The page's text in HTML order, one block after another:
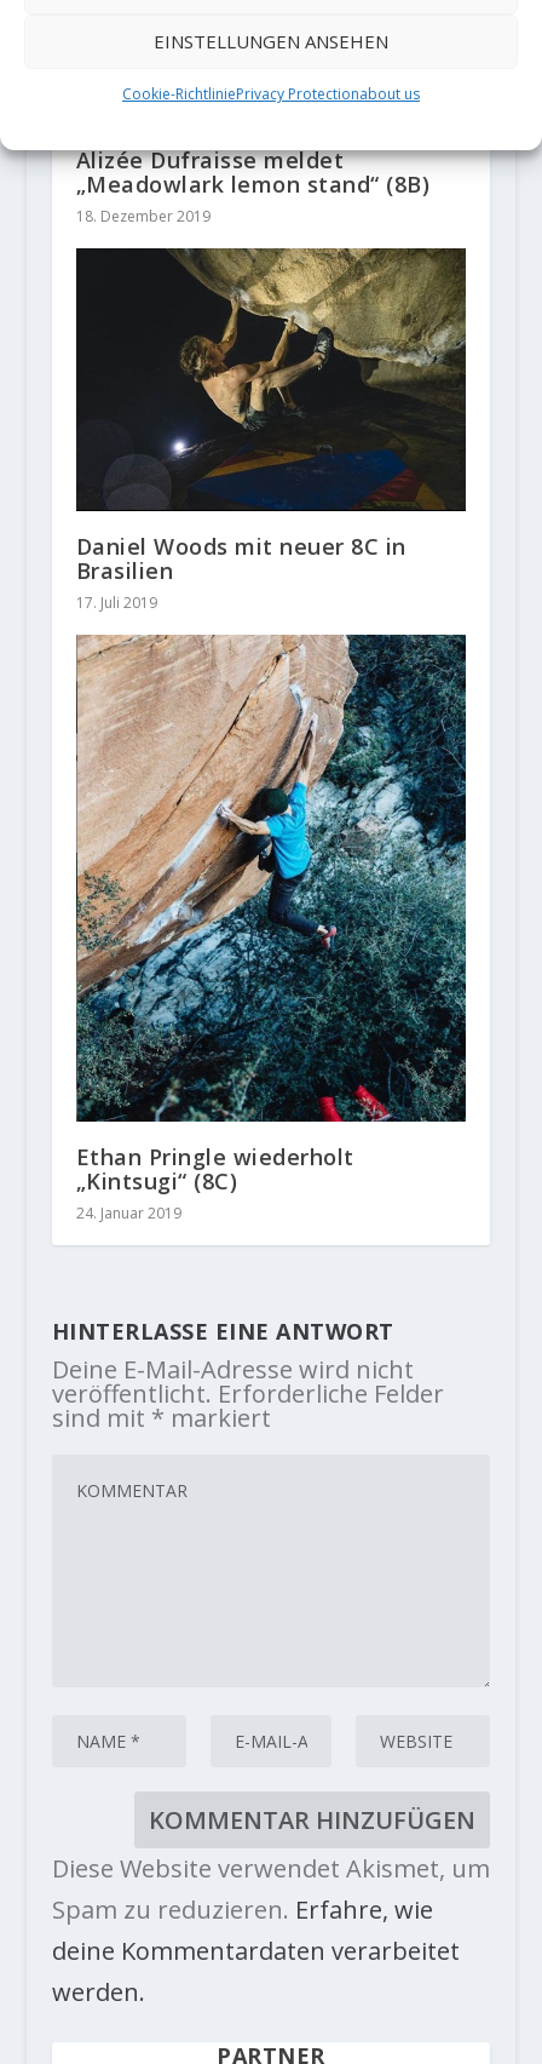
EINSTELLUNGEN ANSEHEN
Cookie-RichtliniePrivacy Protectionabout us
Alizée Dufraisse meldet
„Meadowlark lemon stand“ (8B)
18. Dezember 2019
Daniel Woods mit neuer 8C in
Brasilien
17. Juli 2019
Ethan Pringle wiederholt
„Kintsugi“ (8C)
24. Januar 2019
HINTERLASSE EINE ANTWORT
Deine E-Mail-Adresse wird nicht
veröffentlicht. Erforderliche Felder
sind mit * markiert
Diese Website verwendet Akismet, um
Spam zu reduzieren. Erfahre, wie
deine Kommentardaten verarbeitet
werden.
PARTNER